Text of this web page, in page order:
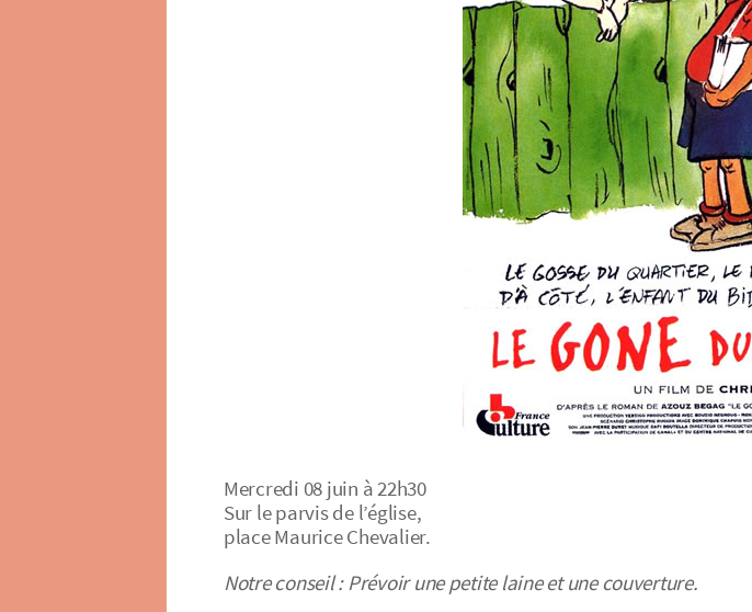
Mercredi 08 juin à 22h30
Sur le parvis de l’église,
place Maurice Chevalier.
Notre conseil : Prévoir une petite laine et une couverture.